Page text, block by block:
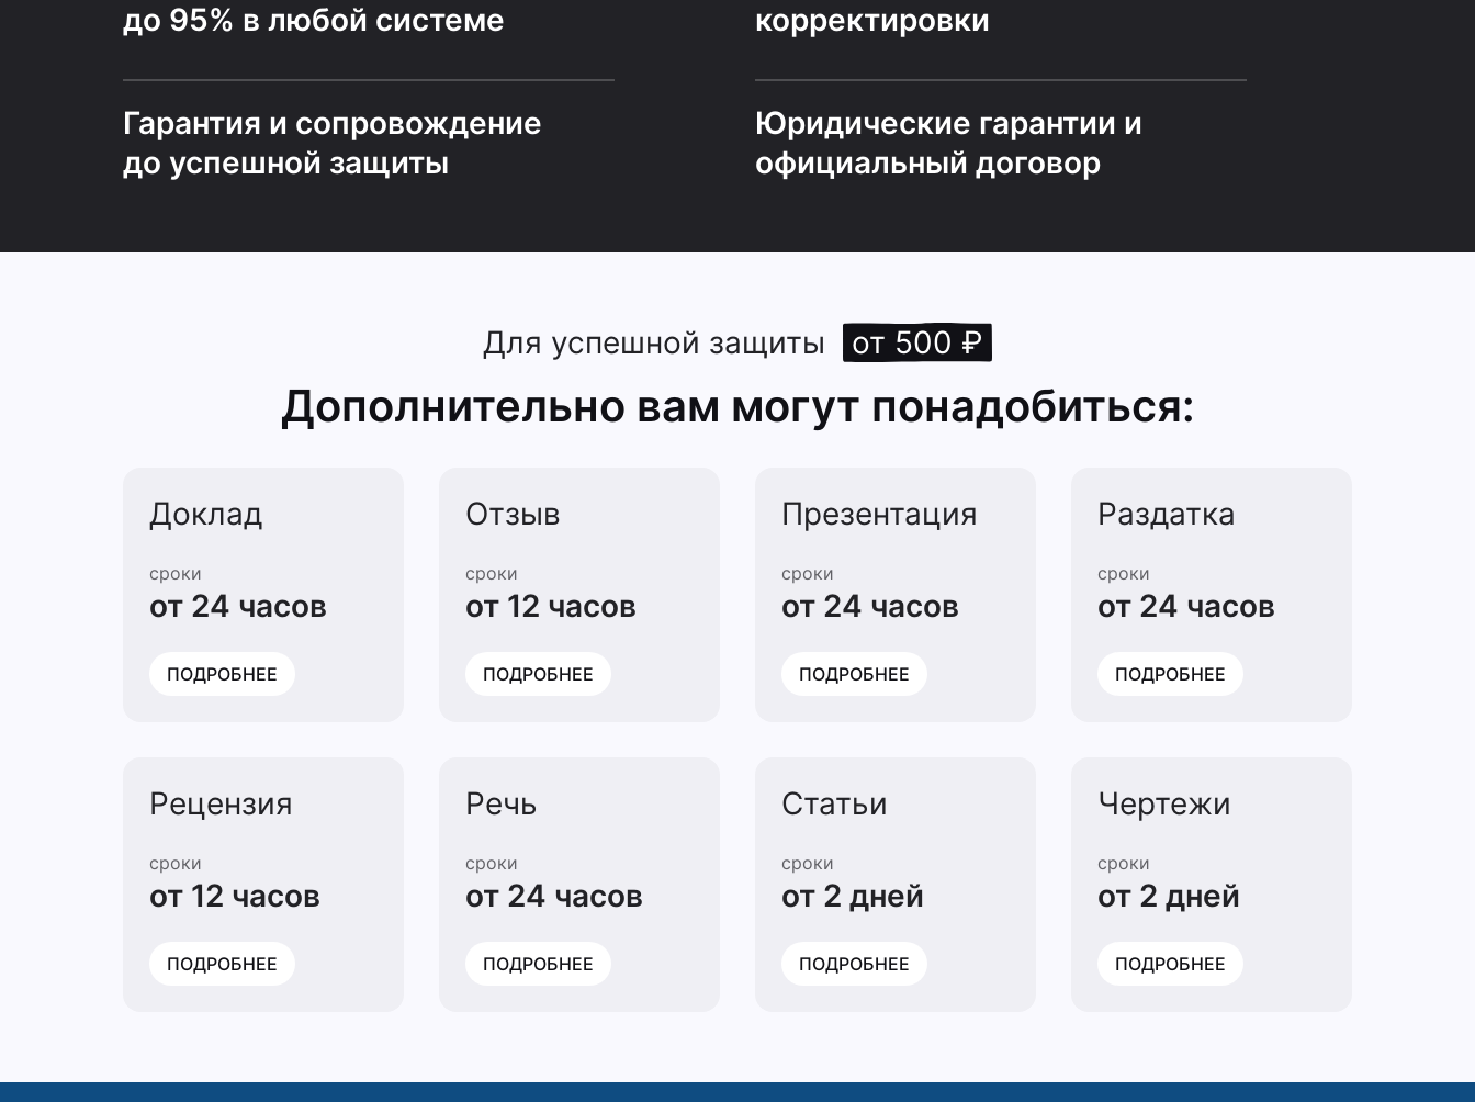
до 95% в любой системе
корректировки
Гарантия и сопровождение
до успешной защиты
Юридические гарантии и
официальный договор
Для успешной защиты от 500 ₽
Дополнительно вам могут понадобиться:
Доклад
сроки
от 24 часов
ПОДРОБНЕЕ
Отзыв
сроки
от 12 часов
ПОДРОБНЕЕ
Презентация
сроки
от 24 часов
ПОДРОБНЕЕ
Раздатка
сроки
от 24 часов
ПОДРОБНЕЕ
Рецензия
сроки
от 12 часов
ПОДРОБНЕЕ
Речь
сроки
от 24 часов
ПОДРОБНЕЕ
Статьи
сроки
от 2 дней
ПОДРОБНЕЕ
Чертежи
сроки
от 2 дней
ПОДРОБНЕЕ